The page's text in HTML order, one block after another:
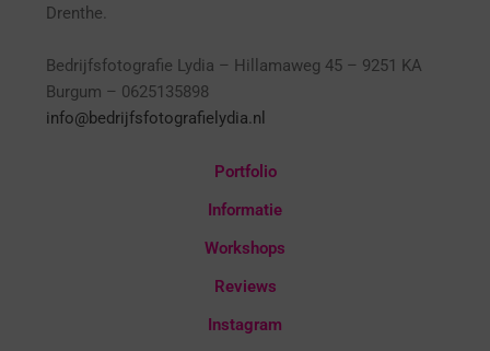
Drenthe.
Bedrijfsfotografie Lydia – Hillamaweg 45 – 9251 KA
Burgum – 0625135898
info@bedrijfsfotografielydia.nl
Portfolio
Informatie
Workshops
Reviews
Instagram